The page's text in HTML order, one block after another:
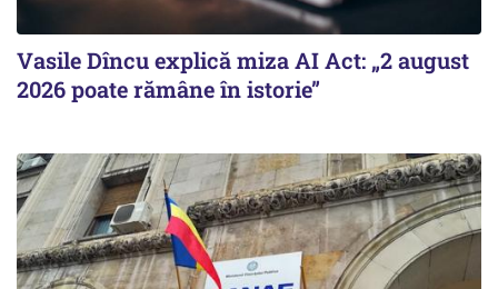
Vasile Dîncu explică miza AI Act: „2 august
2026 poate rămâne în istorie”